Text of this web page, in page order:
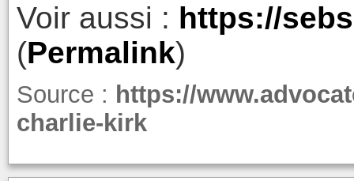
Voir aussi : https://
(Permalink)
Source : https://
charlie-kirk